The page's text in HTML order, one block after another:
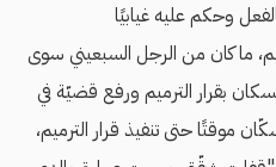
وحكم عليه غيابيًا
ما كان من الرجل السبعيني سوى
بقرار الترميم ورفع قضيّة في
موقتًا حتى تنفيذ قرار الترميم،